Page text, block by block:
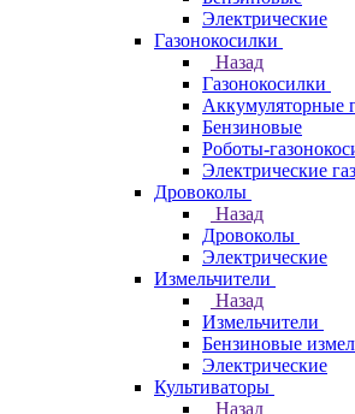
Электрические
Газонокосилки
Назад
Газонокосилки
Аккумуляторные
Бензиновые
Роботы-
Электрические
Дровоколы
Назад
Дровоколы
Электрические
Измельчители
Назад
Измельчители
Бензиновые
Электрические
Культиваторы
Назад